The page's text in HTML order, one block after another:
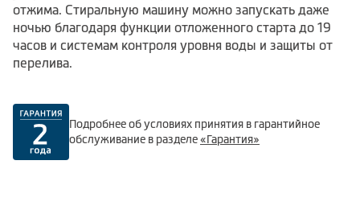
отжима. Стиральную машину можно запускать даже
ночью благодаря функции отложенного старта до 19
часов и системам контроля уровня воды и защиты от
перелива.
Подробнее об условиях принятия в гарантийное
обслуживание в разделе«Гарантия»